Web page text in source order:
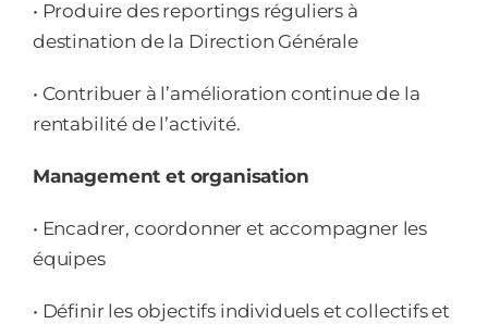
• Produire des reportings réguliers à
destination de la Direction Générale
• Contribuer à l’amélioration continue de la
rentabilité de l’activité.
Management et organisation
• Encadrer, coordonner et accompagner les
équipes
• Définir les objectifs individuels et collectifs et